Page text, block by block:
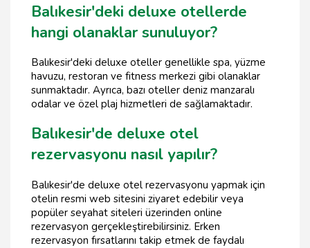
Balıkesir'deki deluxe otellerde
hangi olanaklar sunuluyor?
Balıkesir'deki deluxe oteller genellikle spa, yüzme
havuzu, restoran ve fitness merkezi gibi olanaklar
sunmaktadır. Ayrıca, bazı oteller deniz manzaralı
odalar ve özel plaj hizmetleri de sağlamaktadır.
Balıkesir'de deluxe otel
rezervasyonu nasıl yapılır?
Balıkesir'de deluxe otel rezervasyonu yapmak için
otelin resmi web sitesini ziyaret edebilir veya
popüler seyahat siteleri üzerinden online
rezervasyon gerçekleştirebilirsiniz. Erken
rezervasyon fırsatlarını takip etmek de faydalı